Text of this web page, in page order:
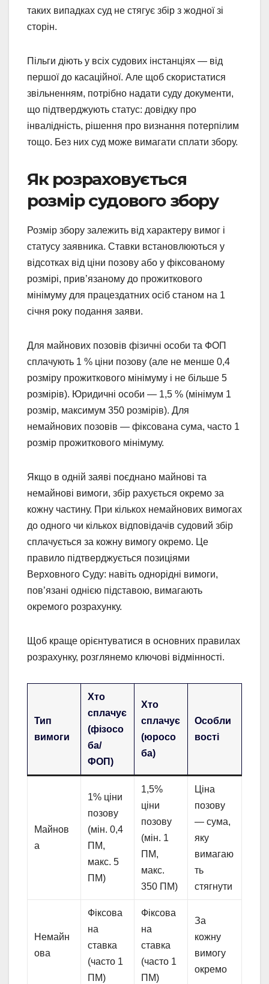
таких випадках суд не стягує збір з жодної зі
сторін.
Пільги діють у всіх судових інстанціях — від
першої до касаційної. Але щоб скористатися
звільненням, потрібно надати суду документи,
що підтверджують статус: довідку про
інвалідність, рішення про визнання потерпілим
тощо. Без них суд може вимагати сплати збору.
Як розраховується
розмір судового збору
Розмір збору залежить від характеру вимог і
статусу заявника. Ставки встановлюються у
відсотках від ціни позову або у фіксованому
розмірі, прив’язаному до прожиткового
мінімуму для працездатних осіб станом на 1
січня року подання заяви.
Для майнових позовів фізичні особи та ФОП
сплачують 1 % ціни позову (але не менше 0,4
розміру прожиткового мінімуму і не більше 5
розмірів). Юридичні особи — 1,5 % (мінімум 1
розмір, максимум 350 розмірів). Для
немайнових позовів — фіксована сума, часто 1
розмір прожиткового мінімуму.
Якщо в одній заяві поєднано майнові та
немайнові вимоги, збір рахується окремо за
кожну частину. При кількох немайнових вимогах
до одного чи кількох відповідачів судовий збір
сплачується за кожну вимогу окремо. Це
правило підтверджується позиціями
Верховного Суду: навіть однорідні вимоги,
пов’язані однією підставою, вимагають
окремого розрахунку.
Щоб краще орієнтуватися в основних правилах
розрахунку, розглянемо ключові відмінності.
Тип
вимоги
Хто
сплачує
(фізосо
ба/
ФОП)
Хто
сплачує
(юросо
ба)
Особли
вості
Майнов
а
1% ціни
позову
(мін. 0,4
ПМ,
макс. 5
ПМ)
1,5%
ціни
позову
(мін. 1
ПМ,
макс.
350 ПМ)
Ціна
позову
— сума,
яку
вимагаю
ть
стягнути
Немайн
ова
Фіксова
на
ставка
(часто 1
ПМ)
Фіксова
на
ставка
(часто 1
ПМ)
За
кожну
вимогу
окремо